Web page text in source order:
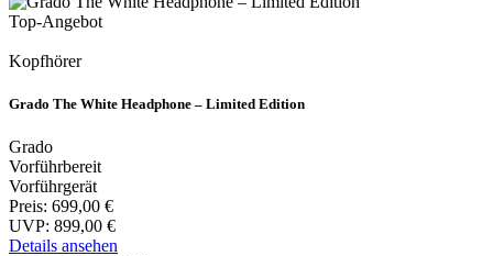
Top-Angebot
Kopfhörer
Grado The White Headphone – Limited Edition
Grado
Vorführbereit
Vorführgerät
Preis: 699,00 €
UVP: 899,00 €
Details ansehen